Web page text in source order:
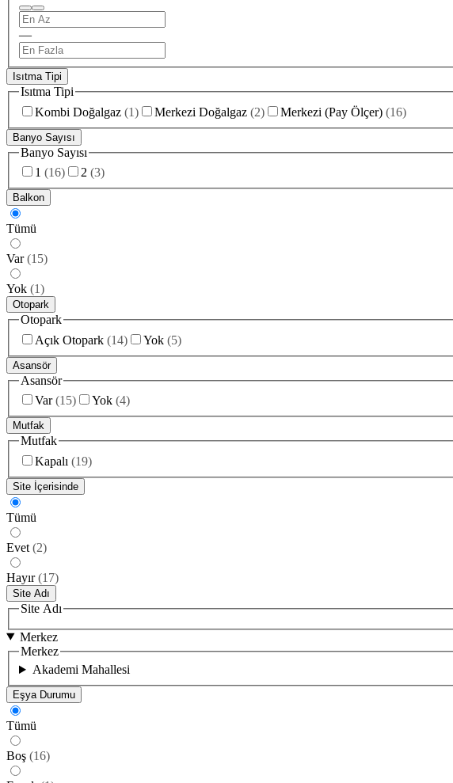
—
Isıtma Tipi
Isıtma Tipi
Kombi Doğalgaz (1) Merkezi Doğalgaz (2) Merkezi (Pay Ölçer) (16)
Banyo Sayısı
Banyo Sayısı
1 (16) 2 (3)
Balkon
Tümü
Var (15)
Yok (1)
Otopark
Otopark
Açık Otopark (14) Yok (5)
Asansör
Asansör
Var (15) Yok (4)
Mutfak
Mutfak
Kapalı (19)
Site İçerisinde
Tümü
Evet (2)
Hayır (17)
Site Adı
Site Adı
Merkez
Merkez
Akademi Mahallesi
Eşya Durumu
Tümü
Boş (16)